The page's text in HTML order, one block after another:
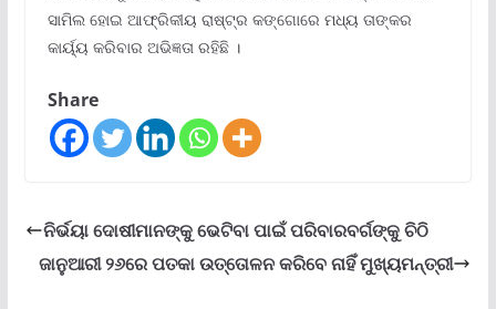
ସାମିଲ ହୋଇ ଆଫ୍ରିକୀୟ ରାଷ୍ଟ୍ର କଙ୍ଗୋରେ ମଧ୍ୟ ତାଙ୍କର
କାର୍ୟ୍ୟ କରିବାର ଅଭିଜ୍ଞତା ରହିଛି ।
Share
ନିର୍ଭୟା ଦୋଷୀମାନଙ୍କୁ ଭେଟିବା ପାଇଁ ପରିବାରବର୍ଗଙ୍କୁ ଚିଠି
ଜାନୁଆରୀ ୨୬ରେ ପତକା ଉତ୍ତୋଳନ କରିବେ ନାହିଁ ମୁଖ୍ୟମନ୍ତ୍ରୀ